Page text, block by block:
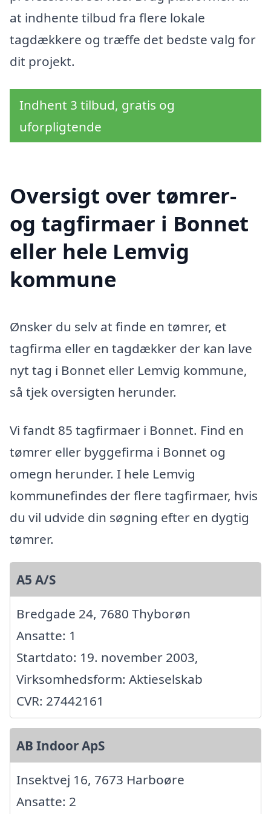
at indhente tilbud fra flere lokale
tagdækkere og træffe det bedste valg for
dit projekt.
Indhent 3 tilbud, gratis og
uforpligtende
Oversigt over tømrer-
og tagfirmaer i Bonnet
eller hele Lemvig
kommune
Ønsker du selv at finde en tømrer, et
tagfirma eller en tagdækker der kan lave
nyt tag i Bonnet eller Lemvig kommune,
så tjek oversigten herunder.
Vi fandt 85 tagfirmaer i Bonnet. Find en
tømrer eller byggefirma i Bonnet og
omegn herunder. I hele Lemvig
kommunefindes der flere tagfirmaer, hvis
du vil udvide din søgning efter en dygtig
tømrer.
A5 A/S
Bredgade 24, 7680 Thyborøn
Ansatte: 1
Startdato: 19. november 2003,
Virksomhedsform: Aktieselskab
CVR: 27442161
AB Indoor ApS
Insektvej 16, 7673 Harboøre
Ansatte: 2